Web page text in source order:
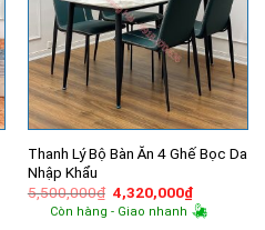
Thanh Lý Bộ Bàn Ăn 4 Ghế Bọc Da
Nhập Khẩu
5,500,000₫ Giá
gốc
là:
4,320,000₫Giá
hiện
tại
Còn hàng - Giao nhanh